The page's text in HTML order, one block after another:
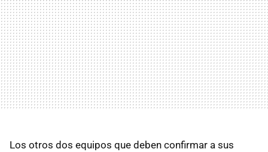
Los otros dos equipos que deben confirmar a sus